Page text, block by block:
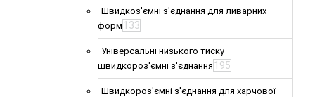
Швидкоз'ємні з'єднання для ливарних
форм 133
Універсальні низького тиску
швидкороз'ємні з'єднання 195
Швидкороз'ємні з'єднання для харчової